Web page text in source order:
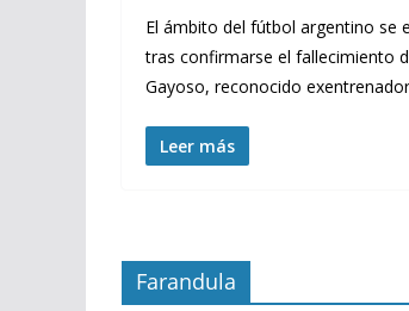
El ámbito del fútbol argentino se
tras confirmarse el fallecimiento
Gayoso, reconocido
Leer más
Farandula